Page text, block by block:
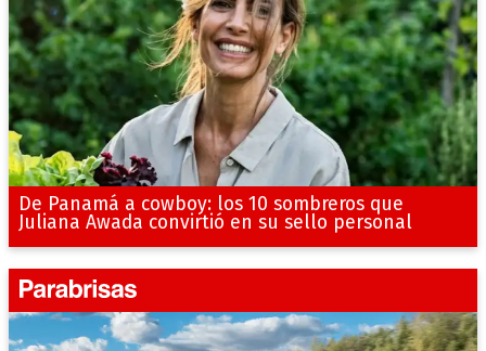
De Panamá a cowboy: los 10 sombreros que
Juliana Awada convirtió en su sello personal